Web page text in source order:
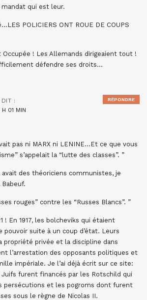
qui est leur.
POLICIERS ONT ROUE DE COUPS
Occupée ! Les Allemands dirigeaient tout !
défendre ses droits…
DIT :
H 01 MIN
pas ni MARX ni LENINE…Et ce que vous
s’appelait la “lutte des classes”. ”
des théoriciens communistes, je
rouges” contre les “Russes Blancs”. ”
! En 1917, les bolcheviks qui étaient
suite à un coup d’état. Leurs
propriété privée et la discipline dans
l’arrestation des opposants politiques et
impériale. Je l’ai déjà écrit sur ce site:
furent financés par les Rotschild qui
persécutions et les pogroms dont furent
sous le règne de Nicolas II.
RÉPONDRE